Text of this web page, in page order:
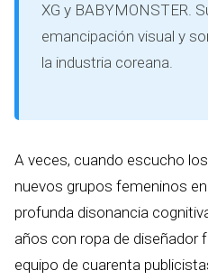
XG y BABYMONSTER.
emancipación visual y
la industria coreana.
A veces, cuando escucho
nuevos grupos femeninos
profunda disonancia
años con ropa de diseñador
equipo de cuarenta